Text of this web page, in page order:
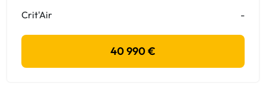
Crit'Air
-
40 990 €